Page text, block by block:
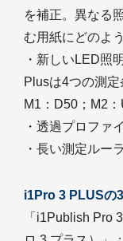
を補正。異なる
む用紙にどのよ
・新しいLED照
Plusは4つの測
M1：D50；M2
・透過プロファ
・長い測定ルー
i1Pro 3 PLUSの
「i1Publish Pro